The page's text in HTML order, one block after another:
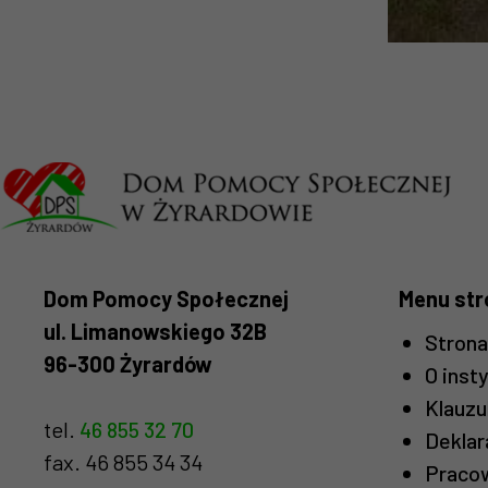
Dom Pomocy Społecznej
ul. Limanowskiego 32B
96-300 Żyrardów
tel. 46 855 32 70
fax. 46 855 34 34
Menu
O